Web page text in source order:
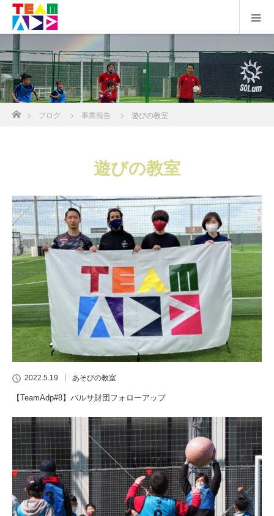
ブログ 事業報告 遊びの教室
遊びの教室
2022.5.19 あそびの教室
【TeamAdp#8】バルサ財団フォローアップ